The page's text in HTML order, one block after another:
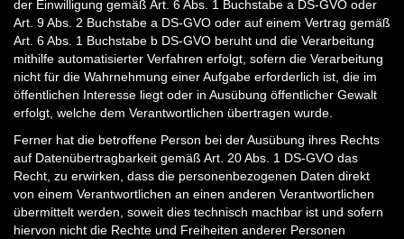
der Einwilligung gemäß Art. 6 Abs. 1 Buchstabe a DS-GVO oder
Art. 9 Abs. 2 Buchstabe a DS-GVO oder auf einem Vertrag gemäß
Art. 6 Abs. 1 Buchstabe b DS-GVO beruht und die Verarbeitung
mithilfe automatisierter Verfahren erfolgt, sofern die Verarbeitung
nicht für die Wahrnehmung einer Aufgabe erforderlich ist, die im
öffentlichen Interesse liegt oder in Ausübung öffentlicher Gewalt
erfolgt, welche dem Verantwortlichen übertragen wurde.
Ferner hat die betroffene Person bei der Ausübung ihres Rechts
auf Datenübertragbarkeit gemäß Art. 20 Abs. 1 DS-GVO das
Recht, zu erwirken, dass die personenbezogenen Daten direkt
von einem Verantwortlichen an einen anderen Verantwortlichen
übermittelt werden, soweit dies technisch machbar ist und sofern
hiervon nicht die Rechte und Freiheiten anderer Personen